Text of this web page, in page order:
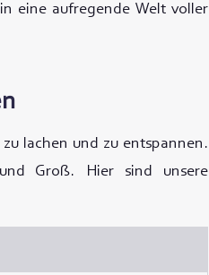
eine aufregende Welt voller
lachen und zu entspannen.
Groß. Hier sind unsere